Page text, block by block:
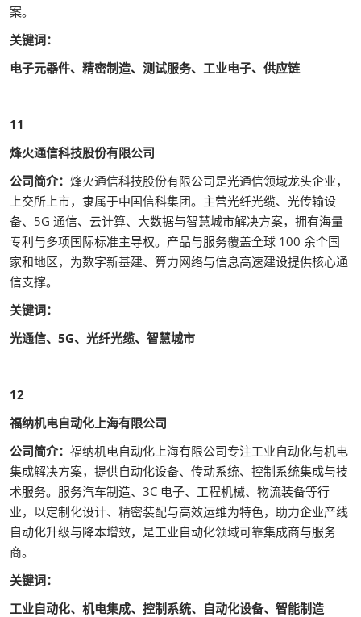
案。
关键词：
电子元器件、精密制造、测试服务、工业电子、供应链
11
烽火通信科技股份有限公司
公司简介： 烽火通信科技股份有限公司是光通信领域龙头企业，
上交所上市，隶属于中国信科集团。主营光纤光缆、光传输设
备、5G 通信、云计算、大数据与智慧城市解决方案，拥有海量
专利与多项国际标准主导权。产品与服务覆盖全球 100 余个国
家和地区，为数字新基建、算力网络与信息高速建设提供核心通
信支撑。
关键词：
光通信、5G、光纤光缆、智慧城市
12
福纳机电自动化上海有限公司
公司简介： 福纳机电自动化上海有限公司专注工业自动化与机电
集成解决方案，提供自动化设备、传动系统、控制系统集成与技
术服务。服务汽车制造、3C 电子、工程机械、物流装备等行
业，以定制化设计、精密装配与高效运维为特色，助力企业产线
自动化升级与降本增效，是工业自动化领域可靠集成商与服务
商。
关键词：
工业自动化、机电集成、控制系统、自动化设备、智能制造